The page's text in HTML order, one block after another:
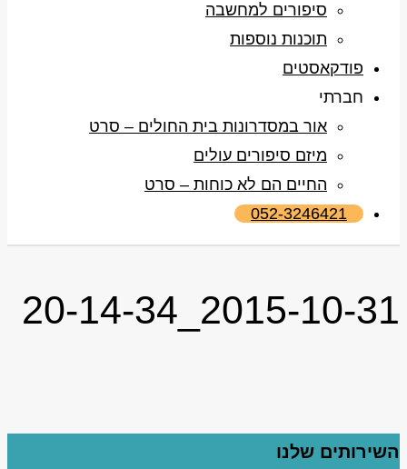
סיפורים למחשבה
תוכנות נוספות
פודקאסטים
חברתי
אור במסדרונות בית החולים – סרט
מיזם סיפורים עולים
החיים הם לא כוחות – סרט
052-3246421
2015-10-31_20-14-34
השירותים שלנו